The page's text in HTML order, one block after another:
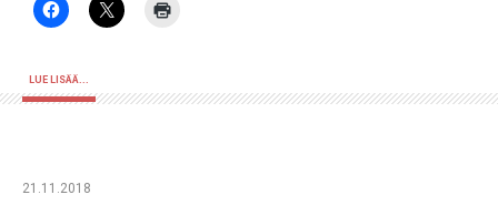
LUE LISÄÄ...
21.11.2018